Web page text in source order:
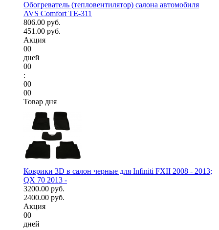
Обогреватель (тепловентилятор) салона автомобиля
AVS Comfort TE-311
806.00 руб.
451.00 руб.
Акция
00
дней
00
:
00
00
Товар дня
Коврики 3D в салон черные для Infiniti FXII 2008 - 2013;
QX 70 2013 -
3200.00 руб.
2400.00 руб.
Акция
00
дней